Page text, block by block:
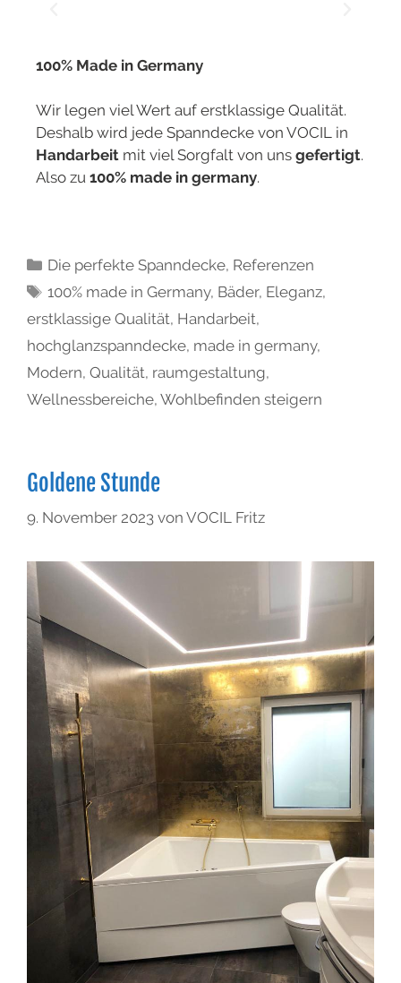
100% Made in Germany
Wir legen viel Wert auf erstklassige Qualität.
Deshalb wird jede Spanndecke von VOCIL in
Handarbeit mit viel Sorgfalt von uns gefertigt.
Also zu 100% made in germany.
Die perfekte Spanndecke, Referenzen
100% made in Germany, Bäder, Eleganz,
erstklassige Qualität, Handarbeit,
hochglanzspanndecke, made in germany,
Modern, Qualität, raumgestaltung,
Wellnessbereiche, Wohlbefinden steigern
Goldene Stunde
9. November 2023 von VOCIL Fritz